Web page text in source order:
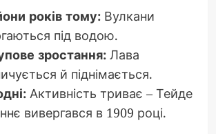
років тому:Вулкани
під водою.
зростання:Лава
й піднімається.
Активність триває – Тейде
вивергався в 1909 році.